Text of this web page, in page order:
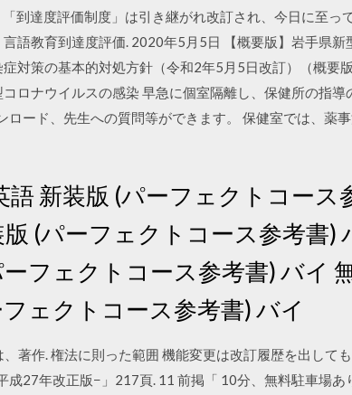
到達度評価制度」は引き継がれ改訂され、今日に至っ
語教育到達度評価. 2020年5月5日 【概要版】岩手県
対策の基本的対処方針（令和2年5月5日改訂）（概要
ロナウイルスの感染 早急に個室隔離し、保健所の指
ード、先生への質問等ができます。 保健室では、薬
語 新装版 (パーフェクトコース
(パーフェクトコース参考書)
フェクトコース参考書) バイ
ェクトコース参考書) バイ
著作. 権法に則った範囲 機能変更は改訂履歴を出して
27年改正版−」217頁. 11 前掲「 10分、無料駐車場あ